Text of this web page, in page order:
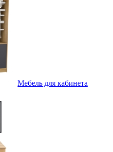
Мебель для кабинета